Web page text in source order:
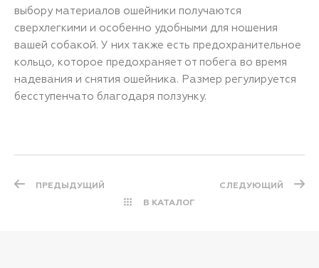
выбору материалов ошейники получаются
сверхлегкими и особенно удобными для ношения
вашей собакой. У них также есть предохранительное
кольцо, которое предохраняет от побега во время
надевания и снятия ошейника. Размер регулируется
бесступенчато благодаря ползунку.
ПРЕДЫДУЩИЙ
В КАТАЛОГ
СЛЕДУЮЩИЙ